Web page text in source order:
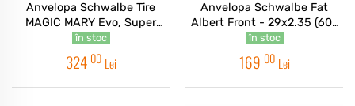
Anvelopa Schwalbe Tire
MAGIC MARY Evo, Super
Trail, TLE 29x2.40 (62-622)
în stoc
324 00 Lei
Anvelopa Schwalbe Fat
Albert Front - 29x2.35 (60-
622) Hs477 B/b-sk, Addix
Soft - Tle Pliabil
în stoc
169 00 Lei